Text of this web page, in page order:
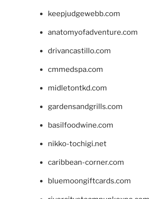
keepjudgewebb.com
anatomyofadventure.com
drivancastillo.com
cmmedspa.com
midletontkd.com
gardensandgrills.com
basilfoodwine.com
nikko-tochigi.net
caribbean-corner.com
bluemoongiftcards.com